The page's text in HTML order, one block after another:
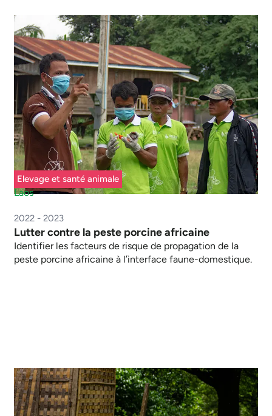
Elevage et santé animale
Laos
2022 - 2023
Lutter contre la peste porcine africaine
Identifier les facteurs de risque de propagation de la
peste porcine africaine à l’interface faune-domestique.